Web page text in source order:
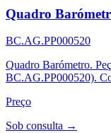
Quadro
BC.AG.PP000520
Quadro Barómetro.
BC.AG.PP000520).
Preço
Sob consulta →